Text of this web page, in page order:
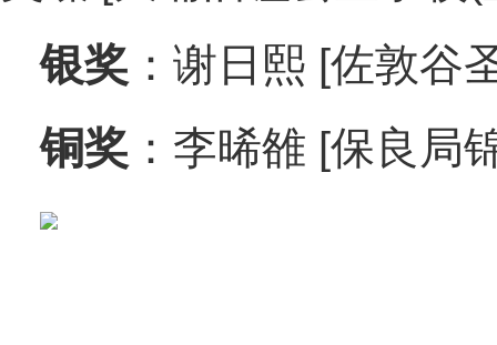
银奖 ：谢日熙 [佐敦谷
铜奖 ：李晞雒 [保良局